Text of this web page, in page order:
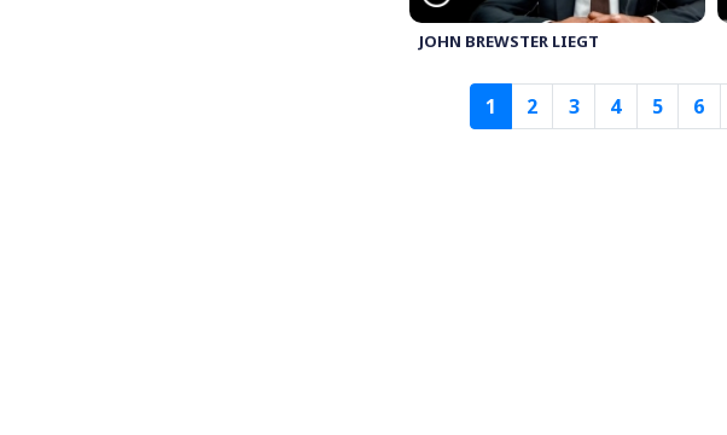
JOHN BREWSTER LIEGT
Paginering
1 2 3 4 5 6